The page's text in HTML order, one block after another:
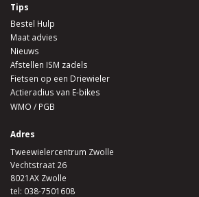
Tips
Bestel Hulp
Maat advies
Nieuws
Afstellen ISM zadels
Fietsen op een Driewieler
Actieradius van E-bikes
WMO / PGB
Adres
Tweewielercentrum Zwolle
Vechtstraat 26
8021AX Zwolle
tel: 038-7501608